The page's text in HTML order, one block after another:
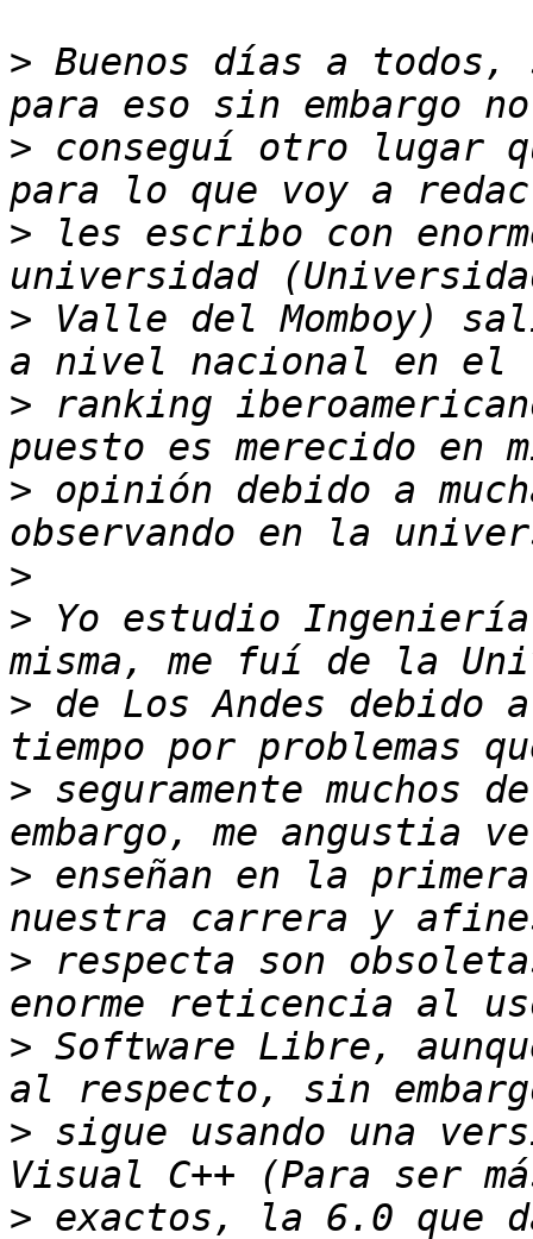
> Buenos días a
> conseguí otro lugar
> les escribo con
> Valle del Momboy)
> ranking
> opinión debido a
>
> Yo estudio Ingeniería
> de Los Andes debido
> seguramente muchos
> enseñan en la
> respecta son
> Software Libre,
> sigue usando una
> exactos, la 6.0 que